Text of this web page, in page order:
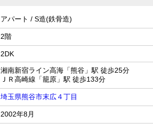
アパート / S造(鉄骨造)
2階
2DK
湘南新宿ライン高海「熊谷」駅 徒歩25分
ＪＲ高崎線「籠原」駅 徒歩133分
埼玉県熊谷市末広４丁目
2002年8月